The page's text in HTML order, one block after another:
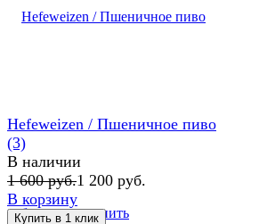
избранное сравнить
Hefeweizen / Пшеничное пиво
(3)
В наличии
1 600 руб.1 200 руб.
В корзину